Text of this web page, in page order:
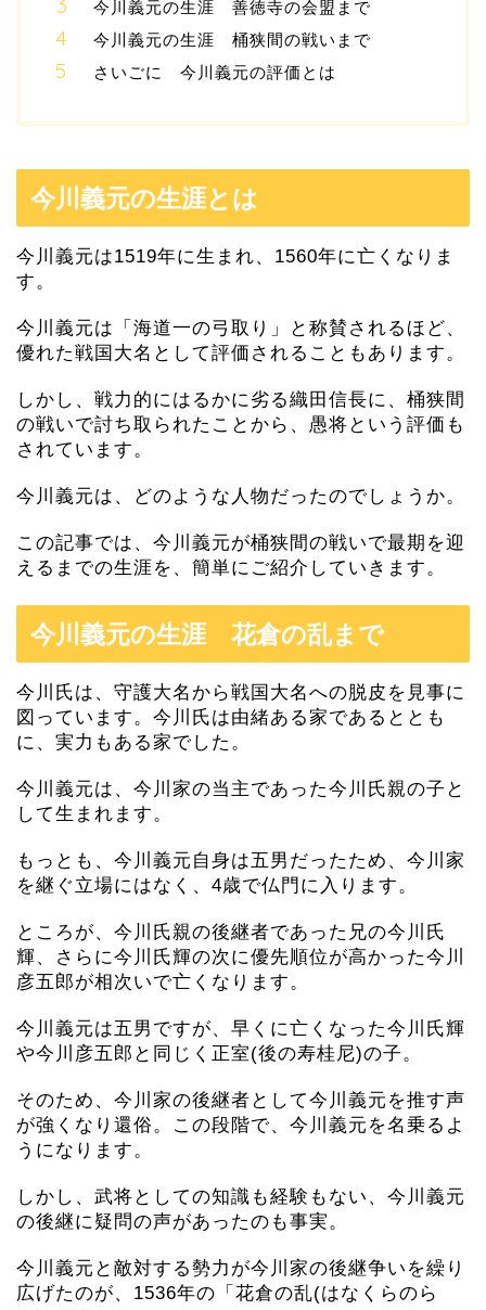
今川義元の生涯 善徳寺の会盟まで
今川義元の生涯 桶狭間の戦いまで
さいごに 今川義元の評価とは
今川義元の生涯とは
今川義元は1519年に生まれ、1560年に亡くなりま
す。
今川義元は「海道一の弓取り」と称賛されるほど、
優れた戦国大名として評価されることもあります。
しかし、戦力的にはるかに劣る織田信長に、桶狭間
の戦いで討ち取られたことから、愚将という評価も
されています。
今川義元は、どのような人物だったのでしょうか。
この記事では、今川義元が桶狭間の戦いで最期を迎
えるまでの生涯を、簡単にご紹介していきます。
今川義元の生涯 花倉の乱まで
今川氏は、守護大名から戦国大名への脱皮を見事に
図っています。今川氏は由緒ある家であるととも
に、実力もある家でした。
今川義元は、今川家の当主であった今川氏親の子と
して生まれます。
もっとも、今川義元自身は五男だったため、今川家
を継ぐ立場にはなく、4歳で仏門に入ります。
ところが、今川氏親の後継者であった兄の今川氏
輝、さらに今川氏輝の次に優先順位が高かった今川
彦五郎が相次いで亡くなります。
今川義元は五男ですが、早くに亡くなった今川氏輝
や今川彦五郎と同じく正室(後の寿桂尼)の子。
そのため、今川家の後継者として今川義元を推す声
が強くなり還俗。この段階で、今川義元を名乗るよ
うになります。
しかし、武将としての知識も経験もない、今川義元
の後継に疑問の声があったのも事実。
今川義元と敵対する勢力が今川家の後継争いを繰り
広げたのが、1536年の「花倉の乱(はなくらのら